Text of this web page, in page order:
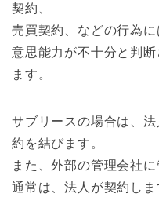
契約、
売買契約、などの行為に
意思能力が不十分と判
ます。
サブリースの場合は、
約を結びます。
また、外部の管理会社
通常は、法人が契約しま